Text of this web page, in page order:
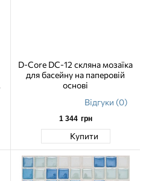
D-Core DC-12 скляна мозаїка
для басейну на паперовій
основі
Відгуки (0)
1 344 грн
Купити